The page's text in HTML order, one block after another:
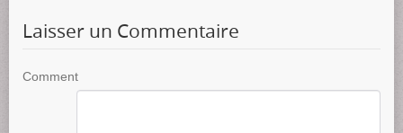
Laisser un Commentaire
Comment